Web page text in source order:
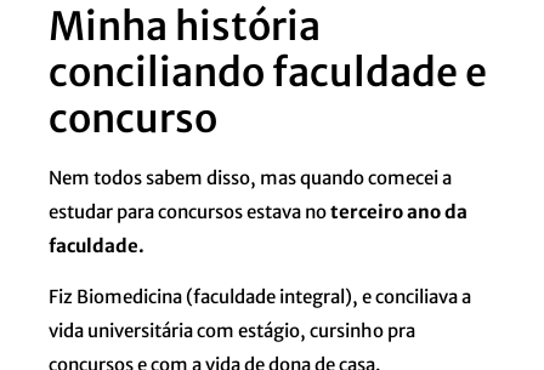
Minha história
conciliando faculdade e
concurso
Nem todos sabem disso, mas quando comecei a
estudar para concursos estava noterceiro ano da
faculdade.
Fiz Biomedicina (faculdade integral), e conciliava a
vida universitária com estágio, cursinho pra
concursos e com a vida de dona de casa.